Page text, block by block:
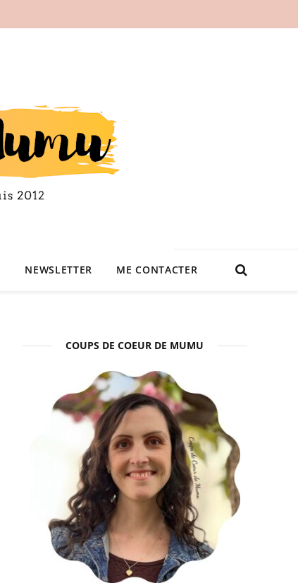
NEWSLETTER ME CONTACTER
COUPS DE COEUR DE MUMU